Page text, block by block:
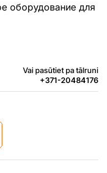
оборудование для
Vai pasūtiet pa tālruni
+371-20484176